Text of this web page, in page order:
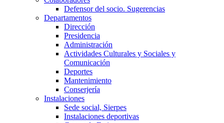
Defensor del socio. Sugerencias
Departamentos
Dirección
Presidencia
Administración
Actividades Culturales y Sociales y
Comunicación
Deportes
Mantenimiento
Conserjería
Instalaciones
Sede social, Sierpes
Instalaciones deportivas